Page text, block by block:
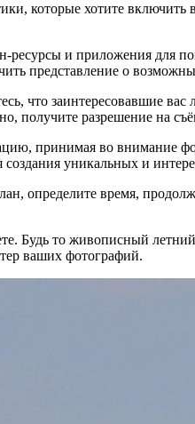
которые хотите
ресурсы и приложения для
представление о
что заинтересовавшие
получите разрешение на
принимая во внимание
уникальных и
определите время,
Будь то живописный
ваших фотографий.